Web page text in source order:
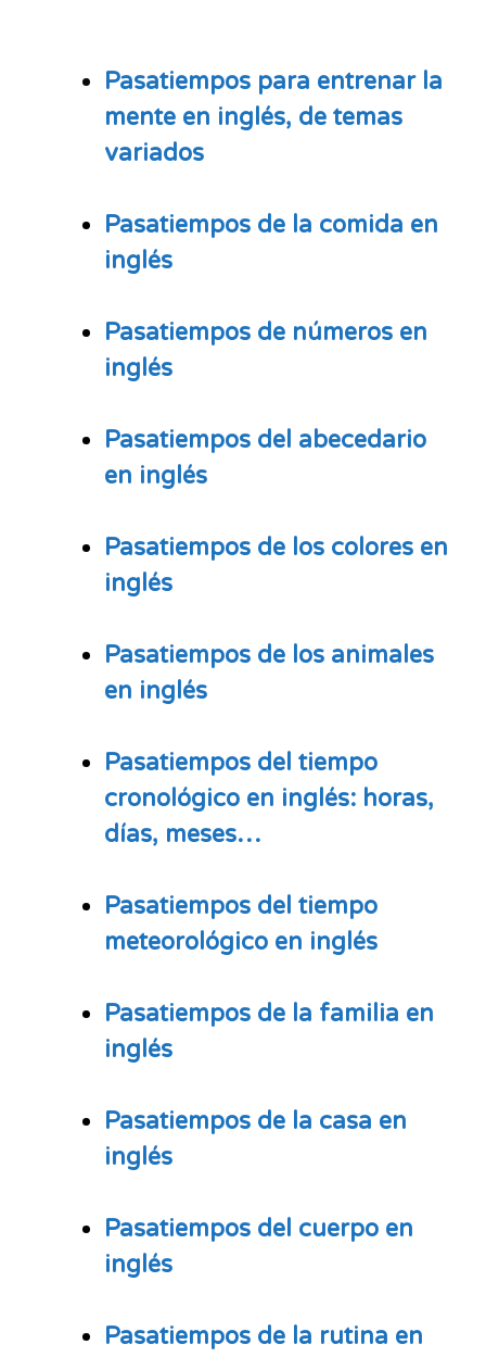
Pasatiempos para entrenar la
mente en inglés, de temas
variados
Pasatiempos de la comida en
inglés
Pasatiempos de números en
inglés
Pasatiempos del abecedario
en inglés
Pasatiempos de los colores en
inglés
Pasatiempos de los animales
en inglés
Pasatiempos del tiempo
cronológico en inglés: horas,
días, meses…
Pasatiempos del tiempo
meteorológico en inglés
Pasatiempos de la familia en
inglés
Pasatiempos de la casa en
inglés
Pasatiempos del cuerpo en
inglés
Pasatiempos de la rutina en